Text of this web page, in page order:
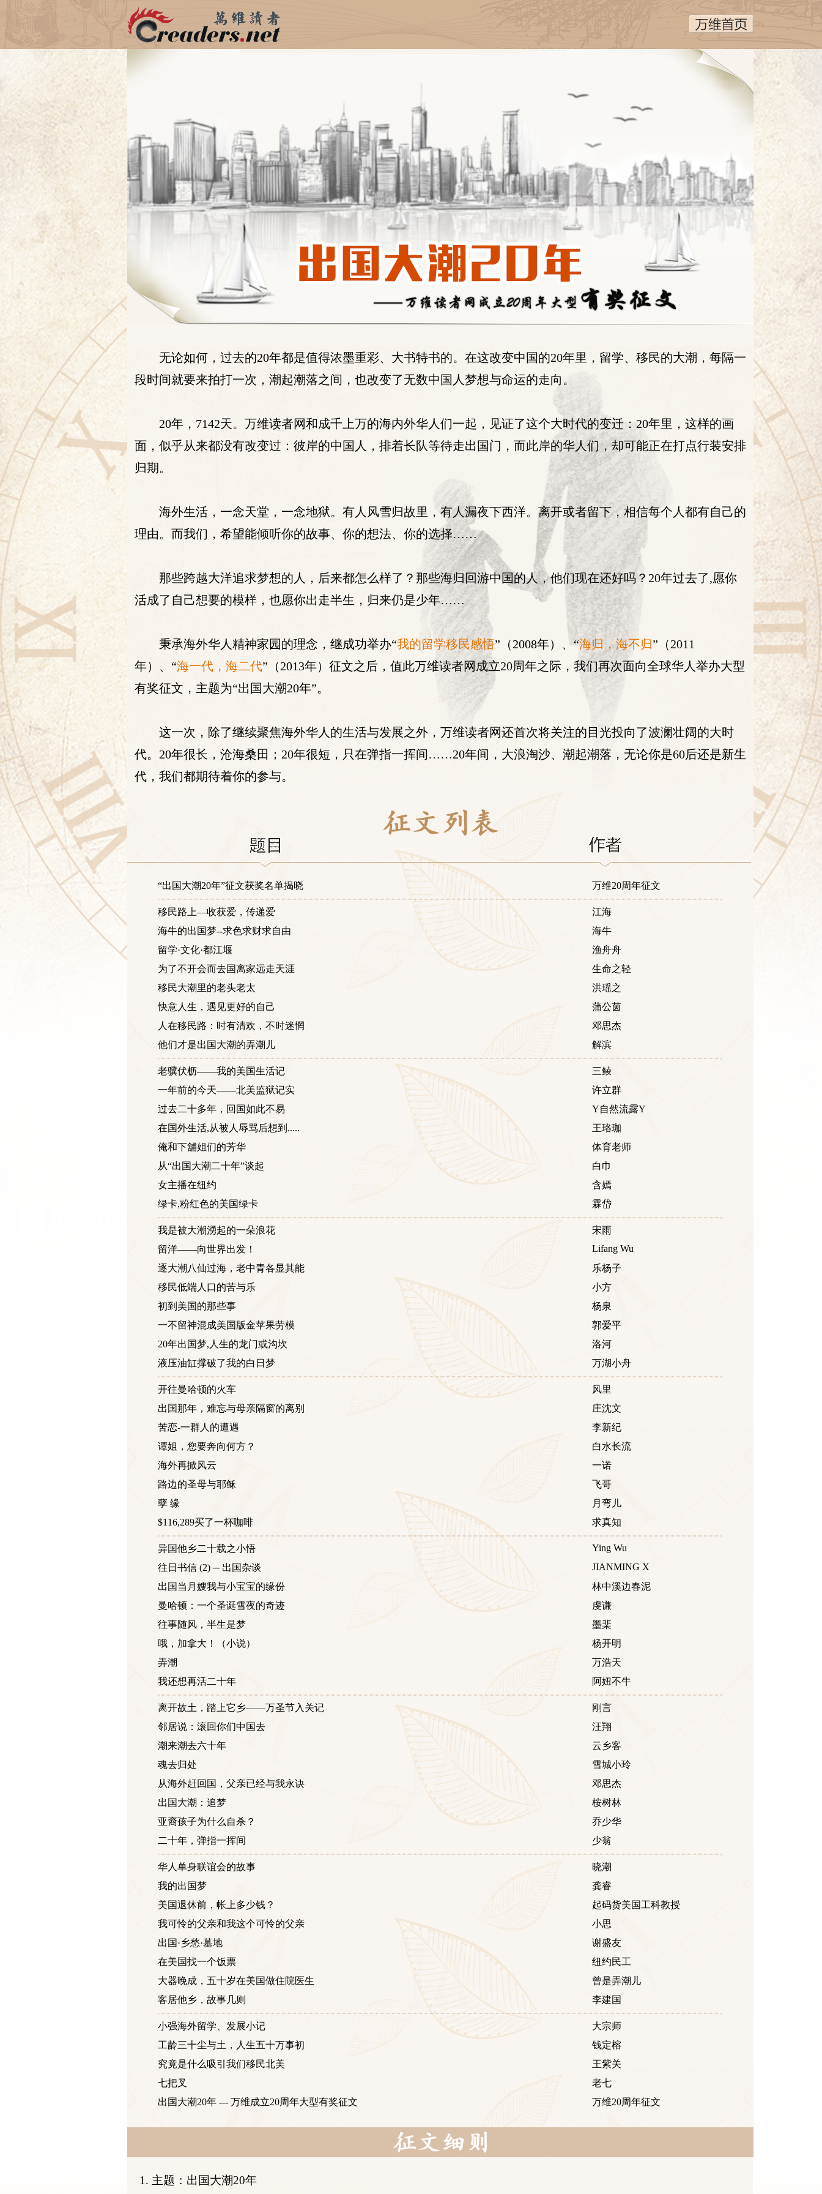
无论如何，过去的20年都是值得浓墨重彩、大书特书的。在这改变中国的20年里，留学、移民的大潮，每隔一
段时间就要来拍打一次，潮起潮落之间，也改变了无数中国人梦想与命运的走向。
20年，7142天。万维读者网和成千上万的海内外华人们一起，见证了这个大时代的变迁：20年里，这样的画
面，似乎从来都没有改变过：彼岸的中国人，排着长队等待走出国门，而此岸的华人们，却可能正在打点行装安排
归期。
海外生活，一念天堂，一念地狱。有人风雪归故里，有人漏夜下西洋。离开或者留下，相信每个人都有自己的
理由。而我们，希望能倾听你的故事、你的想法、你的选择……
那些跨越大洋追求梦想的人，后来都怎么样了？那些海归回游中国的人，他们现在还好吗？20年过去了,愿你
活成了自己想要的模样，也愿你出走半生，归来仍是少年……
秉承海外华人精神家园的理念，继成功举办“我的留学移民感悟”（2008年）、“海归，海不归”（2011
年）、“海一代，海二代”（2013年）征文之后，值此万维读者网成立20周年之际，我们再次面向全球华人举办大型
有奖征文，主题为“出国大潮20年”。
这一次，除了继续聚焦海外华人的生活与发展之外，万维读者网还首次将关注的目光投向了波澜壮阔的大时
代。20年很长，沧海桑田；20年很短，只在弹指一挥间……20年间，大浪淘沙、潮起潮落，无论你是60后还是新生
代，我们都期待着你的参与。
“出国大潮20年”征文获奖名单揭晓 万维20周年征文
移民路上—收获爱，传递爱
江海
海牛的出国梦--求色求财求自由
海牛
留学·文化·都江堰
渔舟舟
为了不开会而去国离家远走天涯
生命之轻
移民大潮里的老头老太
洪瑶之
快意人生，遇见更好的自己
蒲公茵
人在移民路：时有清欢，不时迷惘
邓思杰
他们才是出国大潮的弄潮儿
解滨
老骥伏枥——我的美国生活记
三鲮
一年前的今天——北美监狱记实
许立群
过去二十多年，回国如此不易
Y自然流露Y
在国外生活,从被人辱骂后想到.....
王珞珈
俺和下舖姐们的芳华
体育老师
从“出国大潮二十年”谈起
白巾
女主播在纽约
含嫣
绿卡,粉红色的美国绿卡
霖岱
我是被大潮湧起的一朵浪花
宋雨
留洋——向世界出发！
Lifang Wu
逐大潮八仙过海，老中青各显其能
乐杨子
移民低端人口的苦与乐
小方
初到美国的那些事
杨泉
一不留神混成美国版金苹果劳模
郭爱平
20年出国梦,人生的龙门或沟坎
洛河
液压油缸撑破了我的白日梦
万湖小舟
开往曼哈顿的火车
风里
出国那年，难忘与母亲隔窗的离别
庄沈文
苦恋-一群人的遭遇
李新纪
谭姐，您要奔向何方？
白水长流
海外再掀风云
一诺
路边的圣母与耶稣
飞哥
孽 缘
月弯儿
$116,289买了一杯咖啡
求真知
异国他乡二十载之小悟
Ying Wu
往日书信 (2) ─ 出国杂谈
JIANMING X
出国当月嫂我与小宝宝的缘份
林中溪边春泥
曼哈顿：一个圣诞雪夜的奇迹
虔谦
往事随风，半生是梦
墨棐
哦，加拿大！（小说）
杨开明
弄潮
万浩天
我还想再活二十年
阿妞不牛
离开故土，踏上它乡——万圣节入关记
刚言
邻居说：滚回你们中国去
汪翔
潮来潮去六十年
云乡客
魂去归处
雪城小玲
从海外赶回国，父亲已经与我永诀
邓思杰
出国大潮：追梦
桉树林
亚裔孩子为什么自杀？
乔少华
二十年，弹指一挥间
少翁
华人单身联谊会的故事
晓潮
我的出国梦
龚睿
美国退休前，帐上多少钱？
起码货美国工科教授
我可怜的父亲和我这个可怜的父亲
小思
出国·乡愁·墓地
谢盛友
在美国找一个饭票
纽约民工
大器晚成，五十岁在美国做住院医生
曾是弄潮儿
客居他乡，故事几则
李建国
小强海外留学、发展小记
大宗师
工龄三十尘与土，人生五十万事初
钱定榕
究竟是什么吸引我们移民北美
王紫关
七把叉
老七
出国大潮20年 --- 万维成立20周年大型有奖征文
万维20周年征文
1. 主题：出国大潮20年